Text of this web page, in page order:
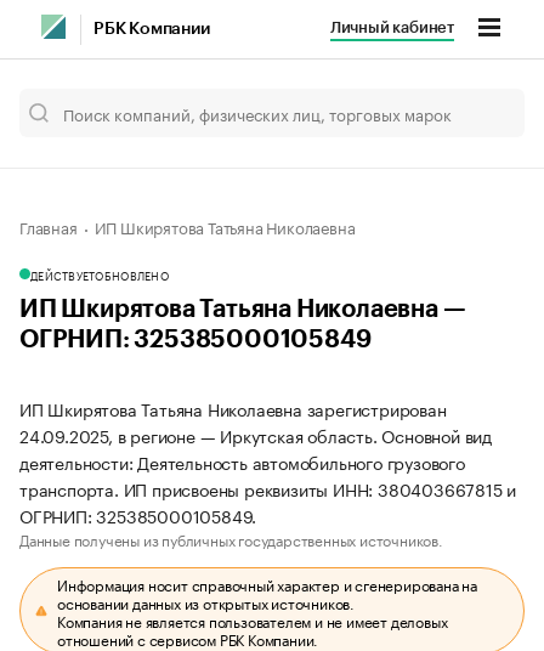
РБК Компании Личный кабинет
Главная ИП Шкирятова Татьяна Николаевна
ДЕЙСТВУЕТОБНОВЛЕНО
ИП Шкирятова Татьяна Николаевна —
ОГРНИП: 325385000105849
ИП Шкирятова Татьяна Николаевна зарегистрирован
24.09.2025, в регионе — Иркутская область. Основной вид
деятельности: Деятельность автомобильного грузового
транспорта. ИП присвоены реквизиты ИНН: 380403667815 и
ОГРНИП: 325385000105849.
Данные получены из публичных государственных источников.
Информация носит справочный характер и сгенерирована на
основании данных из открытых источников.
Компания не является пользователем и не имеет деловых
отношений с сервисом РБК Компании.